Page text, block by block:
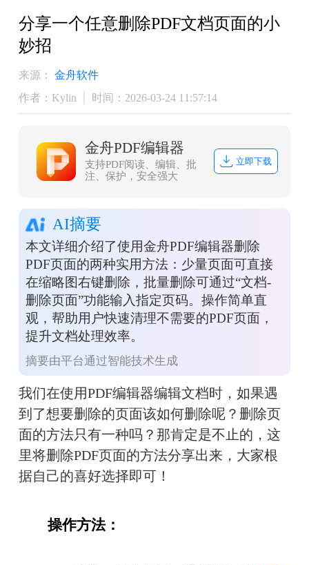
分享一个任意删除PDF文档页面的小
妙招
来源：
金舟软件
作者：Kylin
时间：2026-03-24 11:57:14
金舟PDF编辑器
支持PDF阅读、编辑、批
注、保护，安全强大
立即下载
AI摘要
本文详细介绍了使用金舟PDF编辑器删除
PDF页面的两种实用方法：少量页面可直接
在缩略图右键删除，批量删除可通过“文档-
删除页面”功能输入指定页码。操作简单直
观，帮助用户快速清理不需要的PDF页面，
提升文档处理效率。
摘要由平台通过智能技术生成
我们在使用PDF编辑器编辑文档时，如果遇
到了想要删除的页面该如何删除呢？删除页
面的方法只有一种吗？那肯定是不止的，这
里将删除PDF页面的方法分享出来，大家根
据自己的喜好选择即可！
操作方法：